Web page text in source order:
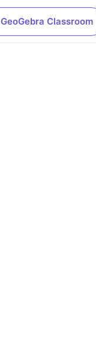
GeoGebra Classroom